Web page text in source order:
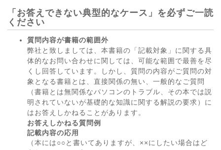
「お答えできない典型的なケース」を必ずご一読
ください
質問内容が書籍の範囲外
弊社と致しましては、本書籍の「記載対象」に関する具
体的なお問い合わせに関しては、可能な範囲で最善を尽
くし回答しています。しかし、質問の内容がご質問の対
象となる書籍とは、直接関係の無い、一般的なご質問
（書籍とは無関係なパソコンのトラブル、その本では説
明されていないが基礎的な知識に関する解説の要求）に
はお答えしかねることがあります。
お答えしかねる質問例
記載内容の応用
（本には○○と書いてありますが、××にしたい場合はど